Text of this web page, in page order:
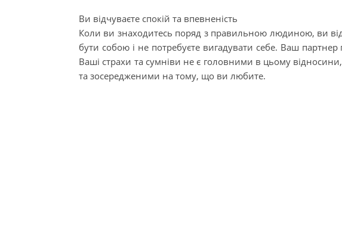
Ви відчуваєте спокій та впевненість
Коли ви знаходитесь поряд з правильною людиною, ви
бути собою і не потребуєте вигадувати себе. Ваш
Ваші страхи та сумніви не є головними в цьому
та зосередженими на тому, що ви любите.